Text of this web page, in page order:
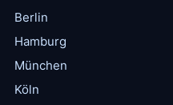
Berlin
Hamburg
München
Köln